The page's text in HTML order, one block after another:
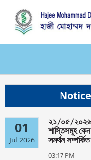
01
Jul 2026
২১/০৫/
শাস্তিসমূহ কেন
সমর্থন সম্পর্কিত
03:17 PM